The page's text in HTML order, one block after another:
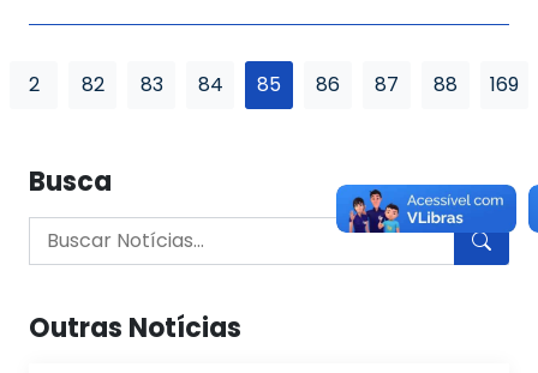
2 82 83 84 85 86 87 88 169
Busca
Outras Notícias